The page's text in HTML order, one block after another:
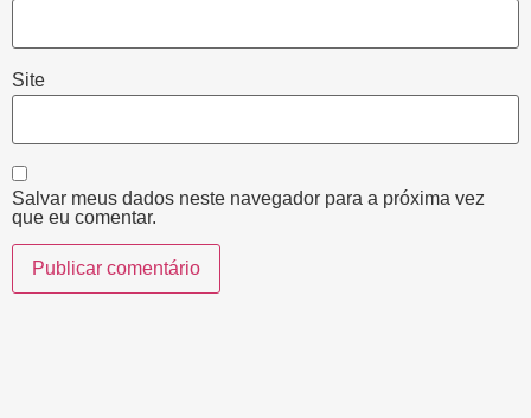
Site
Salvar meus dados neste navegador para a próxima vez
que eu comentar.